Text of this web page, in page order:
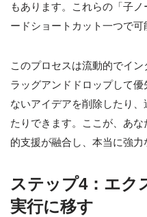
もあります。これらの「子
ードショートカット一つで可
このプロセスは流動的でイ
ラッグアンドドロップして
ないアイデアを削除したり
たりできます。ここが、あ
的支援が融合し、本当に強力
ステップ4：エク
実行に移す